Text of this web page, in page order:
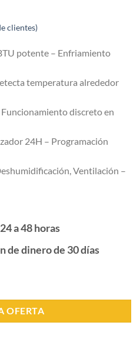
clientes)
potente – Enfriamiento
temperatura alrededor
discreto en
24H – Programación
Ventilación –
a 48 horas
de dinero de 30 días
OFERTA